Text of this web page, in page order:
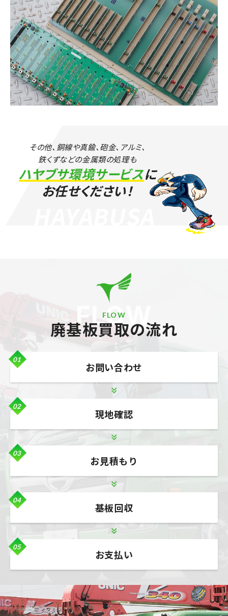
その他、銅線や真鍮、砲金、アルミ、
鉄くずなどの金属類の処理も
ハヤブサ環境サービスに
お任せください！
FLOW
FLOW
廃基板買取の流れ
01
お問い合わせ
02
現地確認
03
お見積もり
04
基板回収
05
お支払い